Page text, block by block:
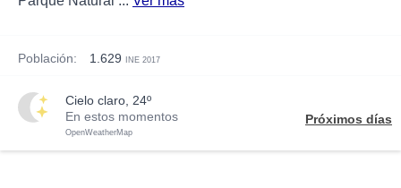
Población: 1.629 INE 2017
cielo claro, 24º
En estos momentos
OpenWeatherMap
Próximos días